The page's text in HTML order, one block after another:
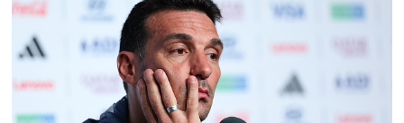
Главная
Новости футбола
Видео
Трансферы
Новости футбола Украины